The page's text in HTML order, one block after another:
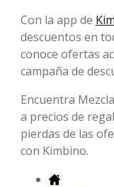
Con la app de
descuentos en
conoce ofertas
campaña de
Encuentra
a precios de
pierdas de las
con Kimbino.